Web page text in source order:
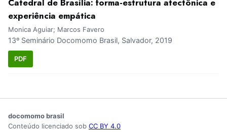
Catedral de Brasília: forma-estrutura atectônica e
experiência empática
Monica Aguiar; Marcos Favero
13º Seminário Docomomo Brasil, Salvador, 2019
PDF
docomomo brasil
Conteúdo licenciado sob CC BY 4.0